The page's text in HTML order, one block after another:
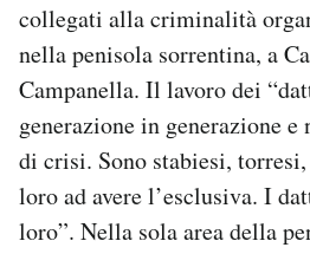
collegati alla criminalità
nella penisola sorrentina, a
Campanella. Il lavoro dei
generazione in generazione e
di crisi. Sono stabiesi,
loro ad avere l’esclusiva. I
loro”. Nella sola area della